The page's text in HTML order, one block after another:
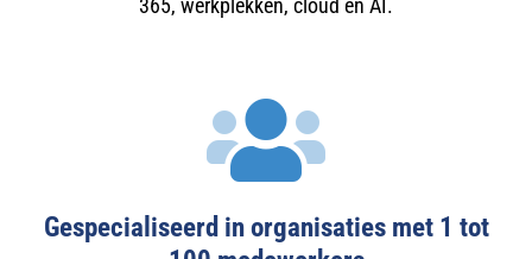
365, werkplekken, cloud en AI.
Gespecialiseerd in organisaties met 1 tot